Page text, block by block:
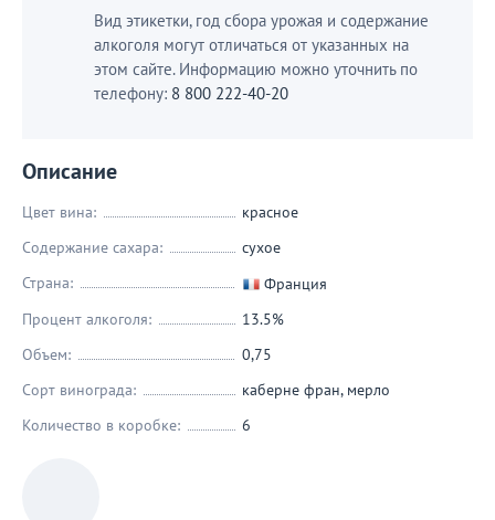
Вид этикетки, год сбора урожая и содержание
алкоголя могут отличаться от указанных на
этом сайте. Информацию можно уточнить по
телефону: 8 800 222-40-20
Описание
Цвет вина:
красное
Содержание сахара:
сухое
Страна:
Франция
Процент алкоголя:
13.5%
Объем:
0,75
Сорт винограда:
каберне фран, мерло
Количество в коробке:
6